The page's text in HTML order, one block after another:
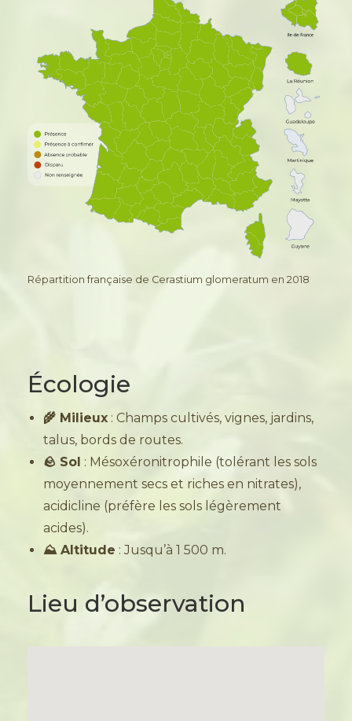
Répartition française de Cerastium glomeratum en 2018
Écologie
🌾 Milieux : Champs cultivés, vignes, jardins,
talus, bords de routes.
🪨 Sol : Mésoxéronitrophile (tolérant les sols
moyennement secs et riches en nitrates),
acidicline (préfère les sols légèrement
acides).
⛰️ Altitude : Jusqu’à 1 500 m.
Lieu d’observation